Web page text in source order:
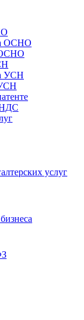
ОСНО
ОСНО
УСН
НДС
услуг